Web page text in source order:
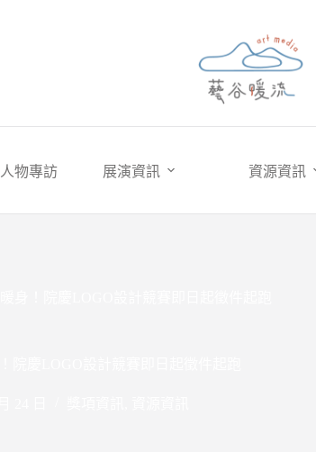
人物專訪 展演資訊 資源資訊